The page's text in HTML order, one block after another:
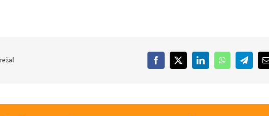
Facebook
X LinkedInWhatsApp